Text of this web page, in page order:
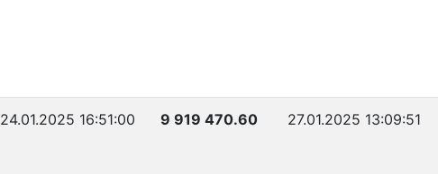
24.01.2025 16:51:00 9 919 470.60 27.01.2025 13:09:51